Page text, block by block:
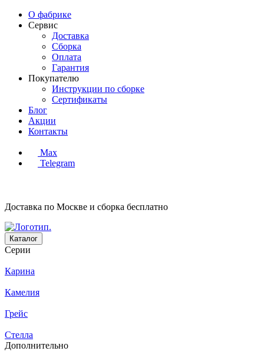
О фабрике
Сервис
Доставка
Сборка
Оплата
Гарантия
Покупателю
Инструкции по сборке
Сертификаты
Блог
Акции
Контакты
Max
Telegram
Доставка по Москве и сборка бесплатно
Каталог
Серии
Карина
Камелия
Грейс
Стелла
Дополнительно